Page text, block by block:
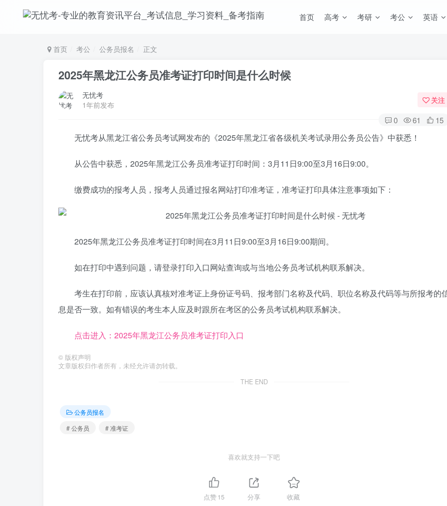
首页 高考 考研 考公 英语
首页 考公 公务员报名 正文
2025年黑龙江公务员准考证打印时间是什么时候
无忧考
1年前发布
关注
0 61 15
无忧考从黑龙江省公务员考试网发布的《2025年黑龙江省各级机关考试录用公务员公告》中获悉！
从公告中获悉，2025年黑龙江公务员准考证打印时间：3月11日9:00至3月16日9:00。
缴费成功的报考人员，报考人员通过报名网站打印准考证，准考证打印具体注意事项如下：
2025年黑龙江公务员准考证打印时间在3月11日9:00至3月16日9:00期间。
如在打印中遇到问题，请登录打印入口网站查询或与当地公务员考试机构联系解决。
考生在打印前，应该认真核对准考证上身份证号码、报考部门名称及代码、职位名称及代码等与所报考的
息是否一致。如有错误的考生本人应及时跟所在考区的公务员考试机构联系解决。
点击进入：2025年黑龙江公务员准考证打印入口
© 版权声明
文章版权归作者所有，未经允许请勿转载。
THE END
公务员报名
# 公务员
# 准考证
喜欢就支持一下吧
点赞15 分享 收藏